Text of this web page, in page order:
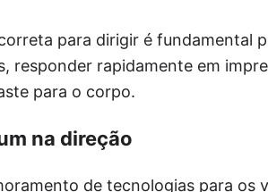
para dirigir é fundamental
responder rapidamente em
para o corpo.
na direção
de tecnologias para os